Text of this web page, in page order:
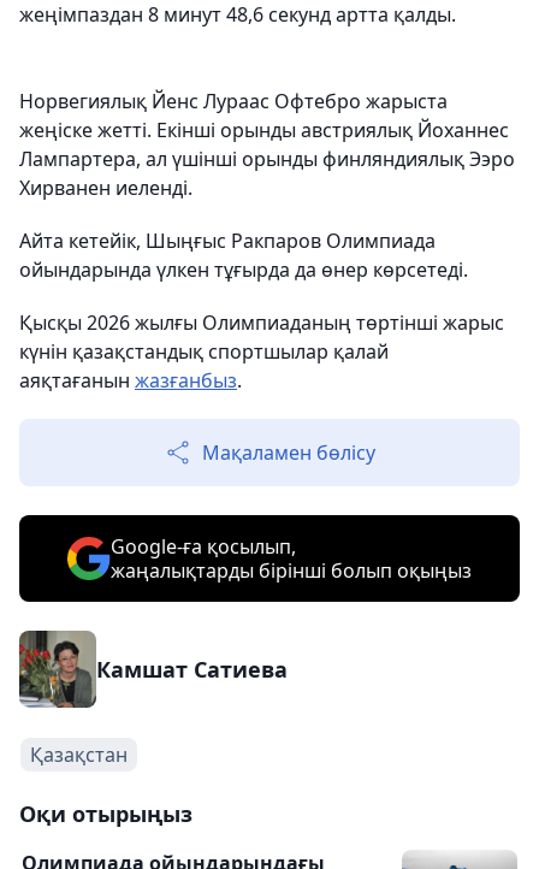
жеңімпаздан 8 минут 48,6 секунд артта қалды.
Норвегиялық Йенс Лураас Офтебро жарыста
жеңіске жетті. Екінші орынды австриялық Йоханнес
Лампартера, ал үшінші орынды финляндиялық Ээро
Хирванен иеленді.
Айта кетейік, Шыңғыс Ракпаров Олимпиада
ойындарында үлкен тұғырда да өнер көрсетеді.
Қысқы 2026 жылғы Олимпиаданың төртінші жарыс
күнін қазақстандық спортшылар қалай
аяқтағанын жазғанбыз.
Мақаламен бөлісу
Google-ға қосылып,
жаңалықтарды бірінші болып оқыңыз
Камшат Сатиева
Қазақстан
Оқи отырыңыз
Олимпиада ойындарындағы